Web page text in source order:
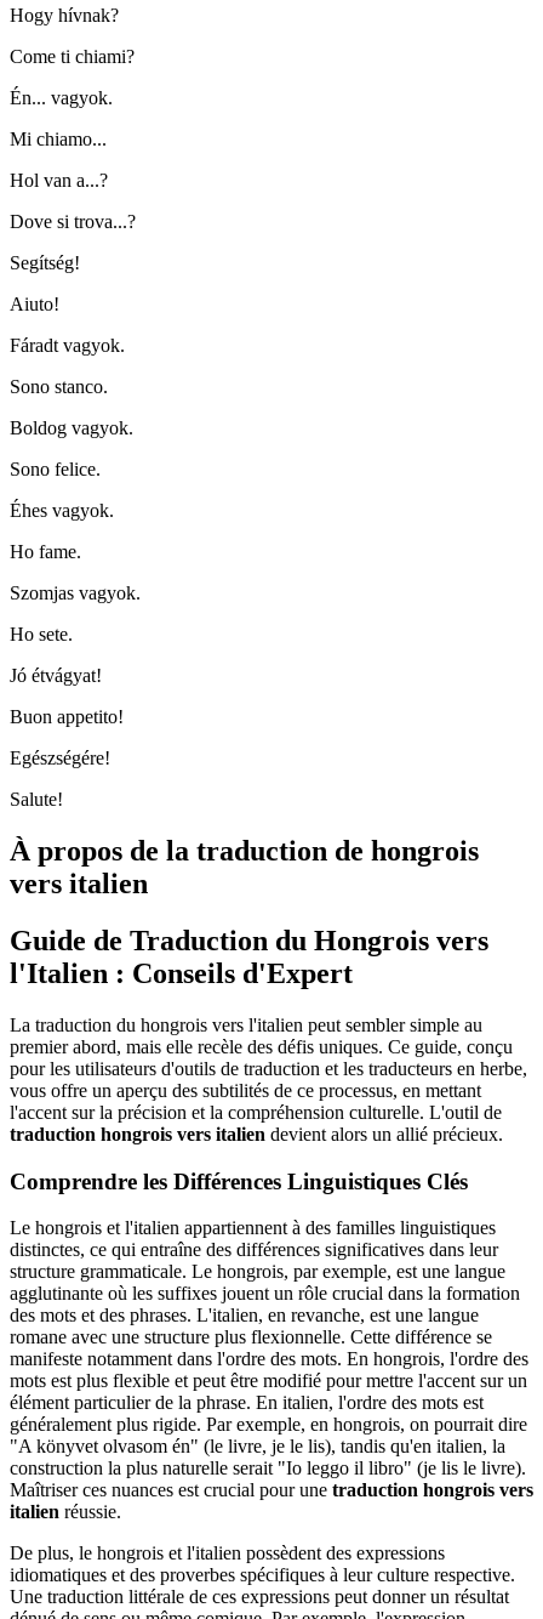
Hogy hívnak?
Come ti chiami?
Én... vagyok.
Mi chiamo...
Hol van a...?
Dove si trova...?
Segítség!
Aiuto!
Fáradt vagyok.
Sono stanco.
Boldog vagyok.
Sono felice.
Éhes vagyok.
Ho fame.
Szomjas vagyok.
Ho sete.
Jó étvágyat!
Buon appetito!
Egészségére!
Salute!
À propos de la traduction de hongrois
vers italien
Guide de Traduction du Hongrois vers
l'Italien : Conseils d'Expert
La traduction du hongrois vers l'italien peut sembler simple au
premier abord, mais elle recèle des défis uniques. Ce guide, conçu
pour les utilisateurs d'outils de traduction et les traducteurs en herbe,
vous offre un aperçu des subtilités de ce processus, en mettant
l'accent sur la précision et la compréhension culturelle. L'outil de
traduction hongrois vers italien devient alors un allié précieux.
Comprendre les Différences Linguistiques Clés
Le hongrois et l'italien appartiennent à des familles linguistiques
distinctes, ce qui entraîne des différences significatives dans leur
structure grammaticale. Le hongrois, par exemple, est une langue
agglutinante où les suffixes jouent un rôle crucial dans la formation
des mots et des phrases. L'italien, en revanche, est une langue
romane avec une structure plus flexionnelle. Cette différence se
manifeste notamment dans l'ordre des mots. En hongrois, l'ordre des
mots est plus flexible et peut être modifié pour mettre l'accent sur un
élément particulier de la phrase. En italien, l'ordre des mots est
généralement plus rigide. Par exemple, en hongrois, on pourrait dire
"A könyvet olvasom én" (le livre, je le lis), tandis qu'en italien, la
construction la plus naturelle serait "Io leggo il libro" (je lis le livre).
Maîtriser ces nuances est crucial pour une traduction hongrois vers
italien réussie.
De plus, le hongrois et l'italien possèdent des expressions
idiomatiques et des proverbes spécifiques à leur culture respective.
Une traduction littérale de ces expressions peut donner un résultat